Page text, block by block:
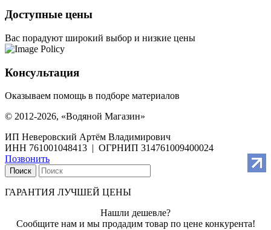
Доступные цены
Вас порадуют широкий выбор и низкие цены
Консультация
Оказываем помощь в подборе материалов
© 2012-2026, «Водяной Магазин»
ИП Неверовский Артём Владимирович
ИНН 761001048413 | ОГРНИП 314761009400024
Позвонить
Поиск
ГАРАНТИЯ ЛУЧШЕЙ ЦЕНЫ
Нашли дешевле?
Сообщите нам и мы продадим товар по цене конкурента!